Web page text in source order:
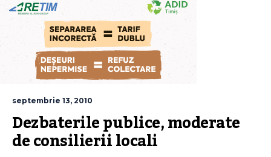
septembrie 13, 2010
Dezbaterile publice, moderate
de consilierii locali